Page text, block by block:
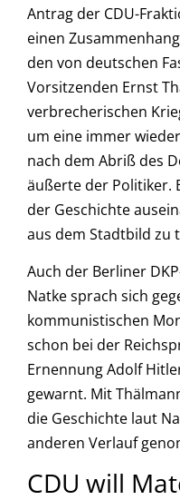
Antrag der CDU-
einen
den von deutschen
Vorsitzenden Ernst
verbrecherischen
um eine immer
nach dem Abriß des
äußerte der Politiker.
der Geschichte
aus dem Stadtbild zu
Auch der Berliner
Natke sprach sich
kommunistischen
schon bei der
Ernennung Adolf
gewarnt. Mit
die Geschichte laut
anderen Verlauf
CDU will